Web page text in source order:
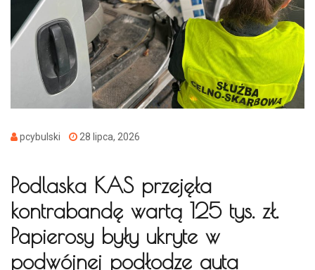
pcybulski 28 lipca, 2026
Podlaska KAS przejęła
kontrabandę wartą 125 tys. zł.
Papierosy były ukryte w
podwójnej podłodze auta